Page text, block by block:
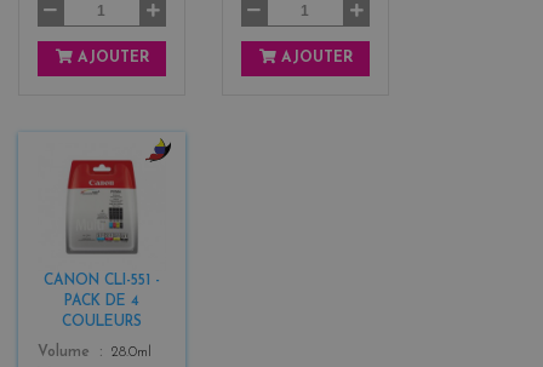
AJOUTER AJOUTER
CANON CLI-551 -
PACK DE 4
COULEURS
Color
Volume
28.0ml